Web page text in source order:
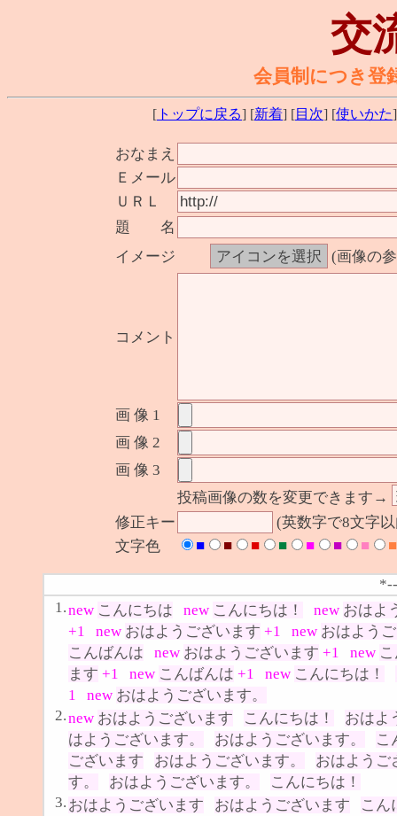
交
会員制につき登
[ トップに戻る] [新着] [目次] [使いかた
おなまえ
Ｅメール
ＵＲＬ
題 名
イメージ
(画像の
コメント
画 像 1
画 像 2
画 像 3
投稿画像の数を変更できます→
修正キー
(英数字で8文字
文字色
■ ■ ■ ■ ■ ■ ■ ■
1.new こんにちは new こんにちは！ new おはよ
+1
new おはようございます +1 new おはよう
こんばんは
new おはようございます +1 new
ます +1 new こんばんは +1 new こんにちは！
1
new おはようございます。
2.new おはようございます こんにちは！
おはよ
はようございます。
おはようございます。
こ
ございます
おはようございます。
おはようご
す。
おはようございます。
こんにちは！
3. おはようございます おはようございます
こん